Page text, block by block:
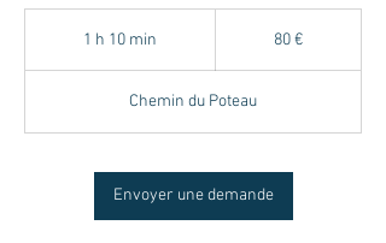
1 h 10 min
m
i
80 €
Chemin du Poteau
Envoyer une demande